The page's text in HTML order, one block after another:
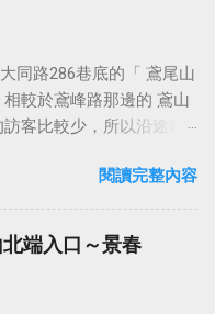
觀。王母池位於泰山南
群玉庵」，又名「瑤
東過王母廬」的詩句，
或重於泰山，或輕於鴻
及人文景觀的烘托，而
地方，猶如攀登長城一
」、「鳥嘴山（上島
形成虎、鳳、 龍三獸磐
三星 」的稱號。 水雲三
值得去走 ，沿著 橫龍
可抵達橫龍山登山口，產
者也可以繼續開到 橫龍
山口前方的空地大約可
的可悲話（以為自己的工
...笑屎💩）。像是每次我
，就有一些北七在那邊臭
對不對端看你會不會用
起，更抗拒使用，結果
這些酸酸言論嘴秋自嗨
用不屑、找碴的口氣
同路286巷底的「 鳶尾山
較於鳶峰路那邊的 鳶山
客比較少，所以沿途蜘
峽老街附近再走進來。
達登山口之前，路旁有
從登山口至鳶尾山大約
行半小時即抵達海拔220
這邊有一個休息涼亭，
閱讀完整內容
端入口～景春